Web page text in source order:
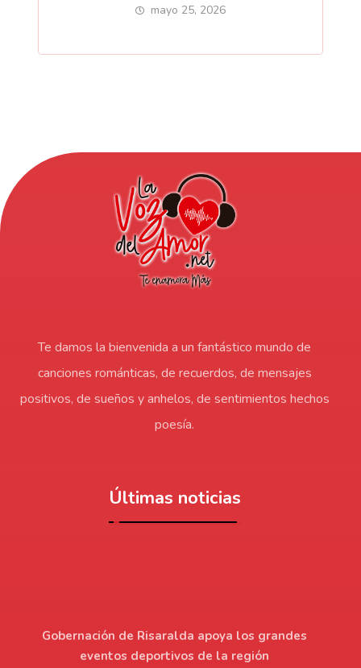
mayo 25, 2026
Te damos la bienvenida a un fantástico mundo de
canciones románticas, de recuerdos, de mensajes
positivos, de sueños y anhelos, de sentimientos hechos
poesía.
Últimas noticias
Gobernación de Risaralda apoya los grandes
eventos deportivos de la región